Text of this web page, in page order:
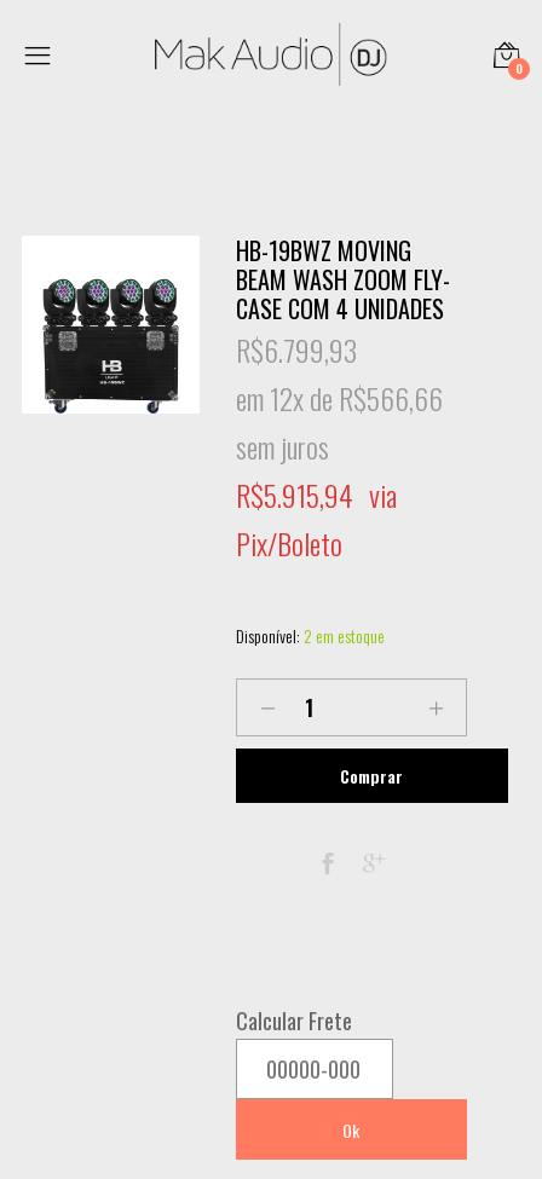
0
HB-19BWZ MOVING
BEAM WASH ZOOM FLY-
CASE COM 4 UNIDADES
R$6.799,93
em 12x de R$566,66
sem juros
R$5.915,94 via
Pix/Boleto
Disponível: 2 em estoque
19BWZ
BEAM
quantity
Comprar
Calcular Frete
Ok